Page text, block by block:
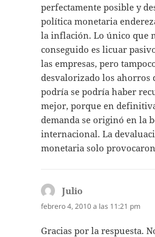
perfectamente posible y
política monetaria
la inflación. Lo único que
conseguido es licuar
las empresas, pero
desvalorizado los ahorros
podría se podría haber
mejor, porque en
demanda se originó en la
internacional. La
monetaria solo
Julio
febrero 4, 2010 a las 11:21 pm
Gracias por la respuesta.